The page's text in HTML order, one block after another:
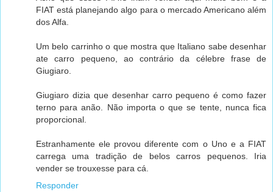
FIAT está planejando algo para o mercado Americano além
dos Alfa.
Um belo carrinho o que mostra que Italiano sabe desenhar
ate carro pequeno, ao contrário da célebre frase de
Giugiaro.
Giugiaro dizia que desenhar carro pequeno é como fazer
terno para anão. Não importa o que se tente, nunca fica
proporcional.
Estranhamente ele provou diferente com o Uno e a FIAT
carrega uma tradição de belos carros pequenos. Iria
vender se trouxesse para cá.
Responder